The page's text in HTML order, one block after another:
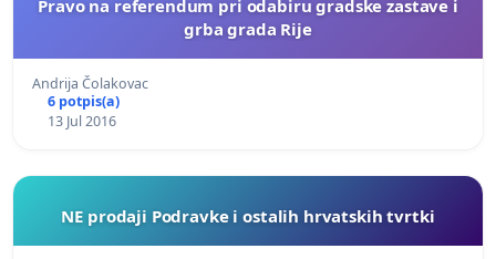
Pravo na referendum pri odabiru gradske zastave i
grba grada Rije
Andrija Čolakovac
6 potpis(a)
13 Jul 2016
NE prodaji Podravke i ostalih hrvatskih tvrtki